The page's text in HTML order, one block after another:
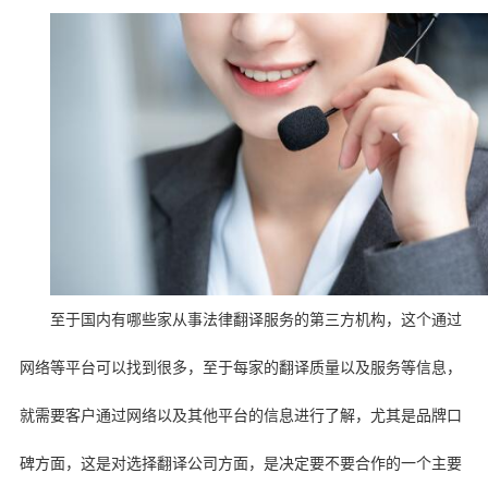
至于国内有哪些家从事法律翻译服务的第三方机构，这个通过
网络等平台可以找到很多，至于每家的翻译质量以及服务等信息，
就需要客户通过网络以及其他平台的信息进行了解，尤其是品牌口
碑方面，这是对选择翻译公司方面，是决定要不要合作的一个主要